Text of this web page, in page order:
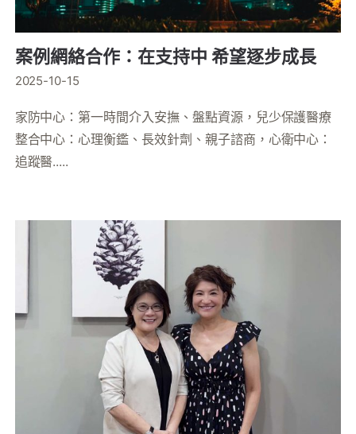
案例網絡合作：在支持中 希望逐步成長
2025-10-15
家防中心：第一時間介入安撫、盤點資源，兒少保護醫療
整合中心：心理衡鑑、長效針劑、親子諮商，心衛中心：
追蹤醫.....